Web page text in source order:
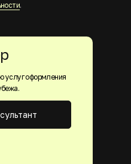
.
услуг оформления